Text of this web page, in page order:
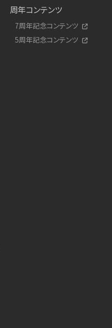
周年コンテンツ
7周年記念コンテンツ
5周年記念コンテンツ